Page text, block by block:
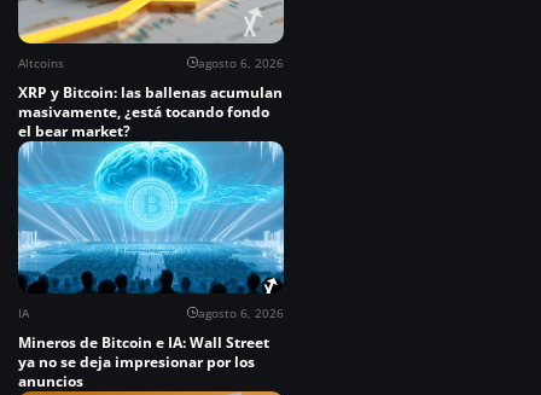
Altcoins agosto 6, 2026
XRP y Bitcoin: las ballenas acumulan
masivamente, ¿está tocando fondo
el bear market?
IA agosto 6, 2026
Mineros de Bitcoin e IA: Wall Street
ya no se deja impresionar por los
anuncios